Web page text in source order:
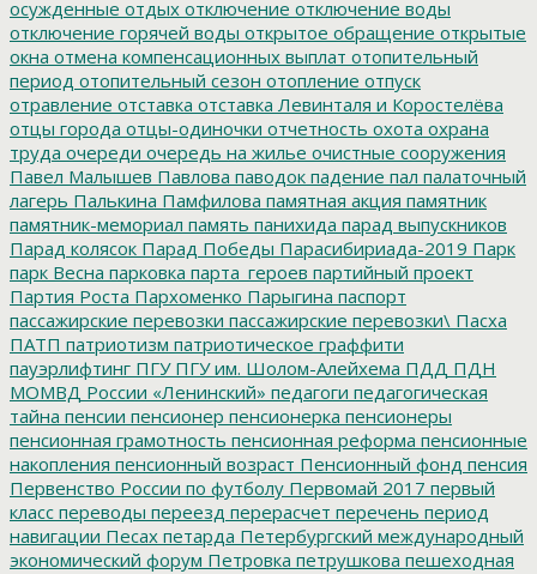
осужденные отдых отключение отключение воды
отключение горячей воды открытое обращение открытые
окна отмена компенсационных выплат отопительный
период отопительный сезон отопление отпуск
отравление отставка отставка Левинталя и Коростелёва
отцы города отцы-одиночки отчетность охота охрана
труда очереди очередь на жилье очистные сооружения
Павел Малышев Павлова паводок падение пал палаточный
лагерь Палькина Памфилова памятная акция памятник
памятник-мемориал память панихида парад выпускников
Парад колясок Парад Победы Парасибириада-2019 Парк
парк Весна парковка парта_героев партийный проект
Партия Роста Пархоменко Парыгина паспорт
пассажирские перевозки пассажирские перевозки\ Пасха
ПАТП патриотизм патриотическое граффити
пауэрлифтинг ПГУПГУ им. Шолом-Алейхема ПДД ПДН
МОМВД России «Ленинский» педагоги педагогическая
тайна пенсии пенсионер пенсионерка пенсионеры
пенсионная грамотность пенсионная реформа пенсионные
накопления пенсионный возраст Пенсионный фонд пенсия
Первенство России по футболу Первомай 2017 первый
класс переводы переезд перерасчет перечень период
навигации Песах петарда Петербургский международный
экономический форум Петровка петрушкова пешеходная